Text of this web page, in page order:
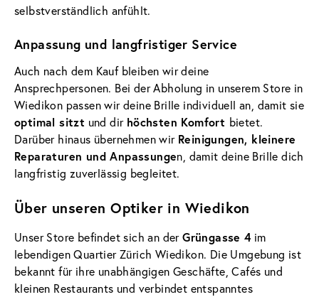
selbstverständlich anfühlt.
Anpassung und langfristiger Service
Auch nach dem Kauf bleiben wir deine
Ansprechpersonen. Bei der Abholung in unserem Store in
Wiedikon passen wir deine Brille individuell an, damit sie
optimal sitzt und dir höchsten Komfort bietet.
Darüber hinaus übernehmen wir Reinigungen, kleinere
Reparaturen und Anpassungen, damit deine Brille dich
langfristig zuverlässig begleitet.
Über unseren Optiker in Wiedikon
Unser Store befindet sich an derGrüngasse 4 im
lebendigen Quartier Zürich Wiedikon. Die Umgebung ist
bekannt für ihre unabhängigen Geschäfte, Cafés und
kleinen Restaurants und verbindet entspanntes